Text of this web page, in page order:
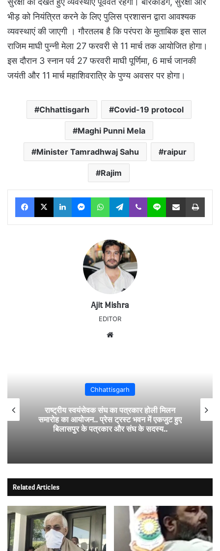
भीड़ को नियंत्रित करने के लिए पुलिस प्रशासन द्वारा आवश्यक
व्यवस्थाएं की जाएगी । गौरतलब है कि परंपरा के मुताबिक इस साल
राजिम माघी पुन्नी मेला 27 फरवरी से 11 मार्च तक आयोजित होगा।
इस दौरान 3 स्नान पर्व 27 फरवरी माघी पूर्णिमा, 6 मार्च जानकी
जयंती और 11 मार्च महाशिवरात्रि के पुण्य अवसर पर होगा।
Chhattisgarh Covid-19 protocol
Maghi Punni Mela
Minister Tamradhwaj Sahu raipur
Rajim
Facebook
X LinkedInMessengerWhatsAppTelegram
Viber Line Share via Email Print
Ajit Mishra
EDITOR
Chhattisgarh
राष्ट्रीय स्वयंसेवक संघ का पत्रकार होली मिलन
समारोह का आयोजन.. प्रेस ट्रस्ट भवन में एकजुट हुए
बिलासपुर के पत्रकार और संघ के सदस्य..
Related Articles